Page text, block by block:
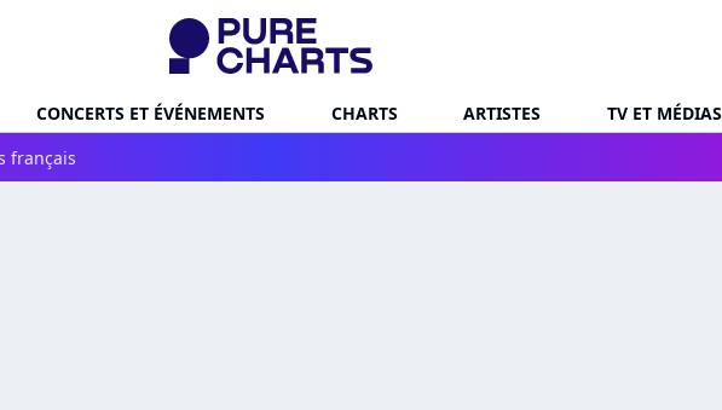
CONCERTS ET ÉVÉNEMENTS CHARTS ARTISTES TV ET MÉDIAS
français